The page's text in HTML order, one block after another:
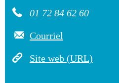
01 72 84 62 60
Courriel
Site web (URL)